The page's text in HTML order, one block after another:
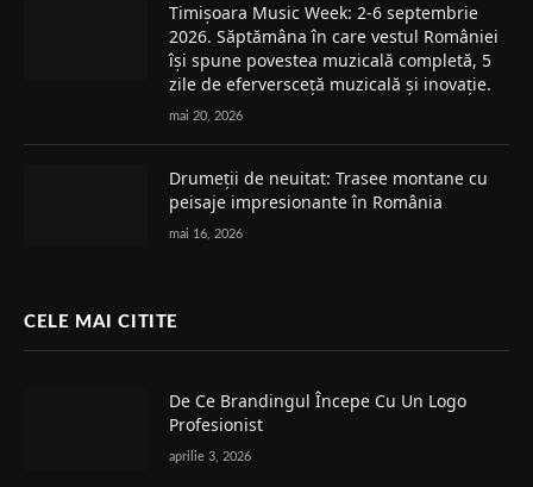
Timișoara Music Week: 2-6 septembrie
2026. Săptămâna în care vestul României
își spune povestea muzicală completă, 5
zile de eferversceță muzicală și inovație.
mai 20, 2026
Drumeții de neuitat: Trasee montane cu
peisaje impresionante în România
mai 16, 2026
CELE MAI CITITE
De Ce Brandingul Începe Cu Un Logo
Profesionist
aprilie 3, 2026